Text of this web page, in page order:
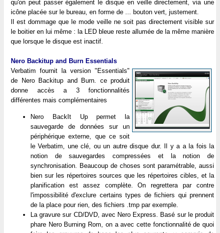
qu'on peut passer également le disque en veille directement, via une
icône placée sur le bureau, en forme de ... bouton vert, justement.
Il est dommage que le mode veille ne soit pas directement visible sur
le boitier en lui même : la LED bleue reste allumée de la même manière
que lorsque le disque est inactif.
Nero Backitup and Burn Essentials
Verbatim fournit la version "Essentials"
de Nero Backitup and Burn. ce produit
donne accès a 3 fonctionnalités
différentes mais complémentaires
Nero BackIt Up permet la
sauvegarde de données sur un
périphérique externe, que ce soit
le Verbatim, une clé, ou un autre disque dur. Il y a a la fois la
notion de sauvegardes compressées et la notion de
synchronisation. Beaucoup de choses sont paramétrable, aussi
bien sur les répertoires sources que les répertoires cibles, et la
planification est assez complète. On regrettera par contre
l'impossibilité d'exclure certains types de fichiers qui prennent
de la place pour rien, des fichiers .tmp par exemple.
La gravure sur CD/DVD, avec Nero Express. Basé sur le produit
phare Nero Burning Rom, on a avec cette fonctionnalité de quoi